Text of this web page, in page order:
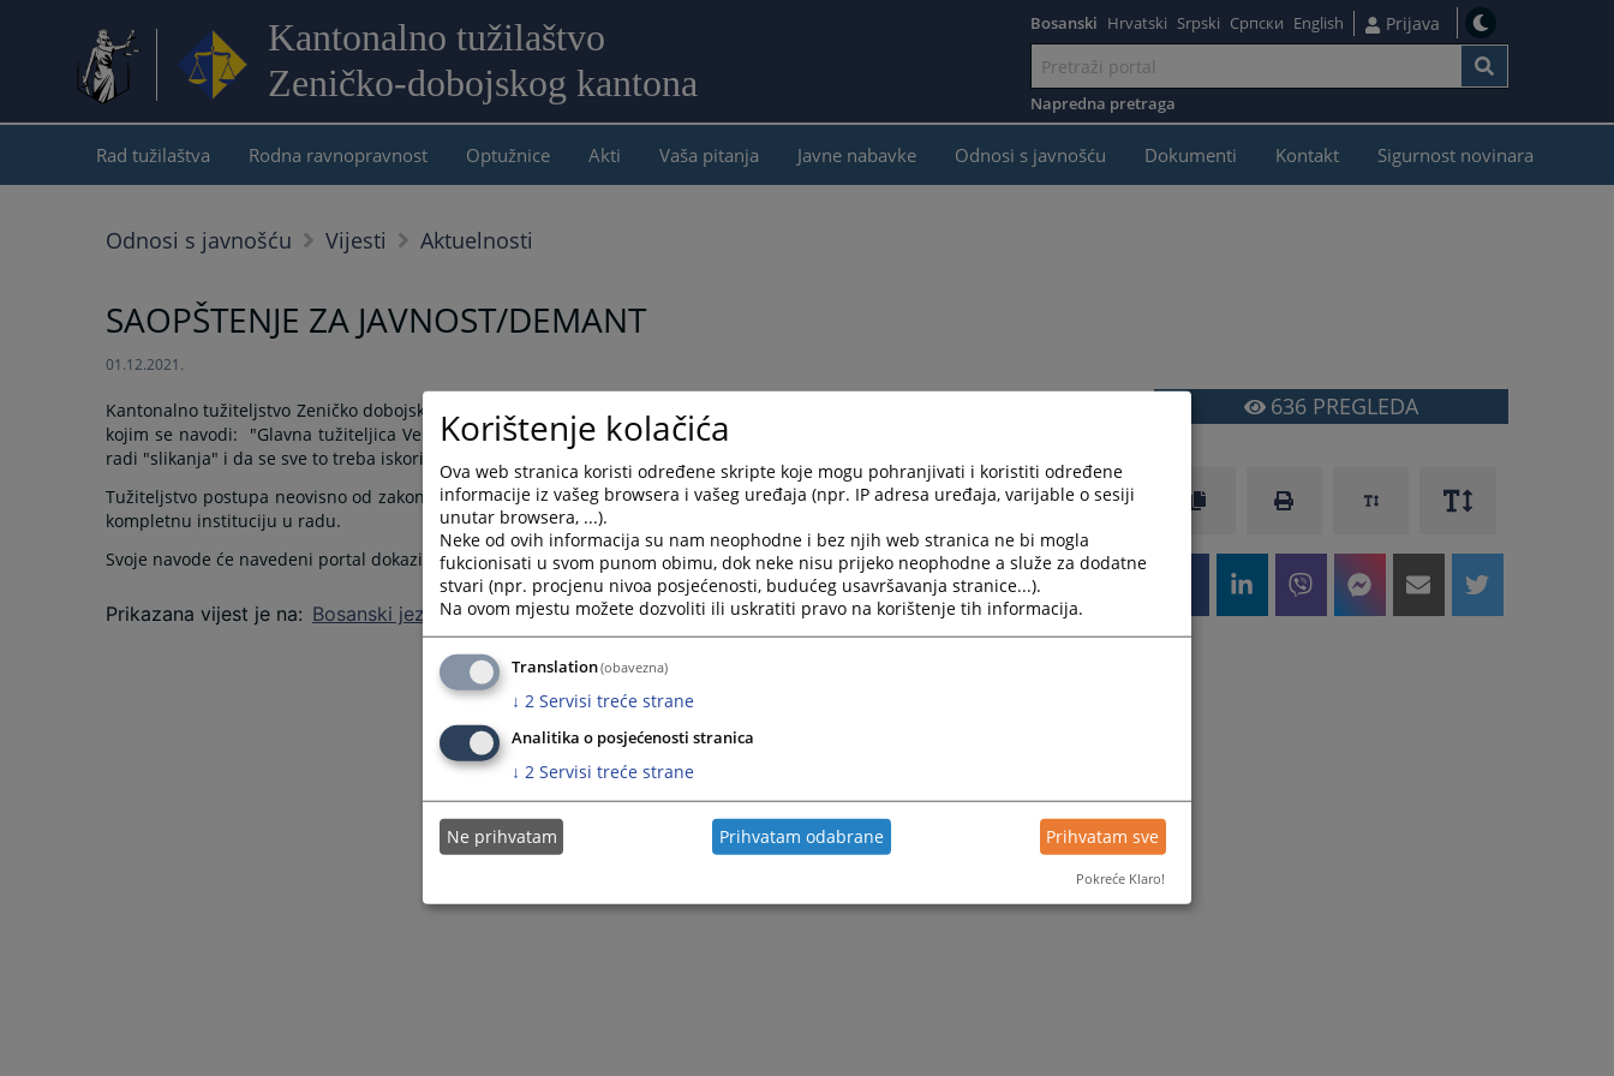
Kantonalno tužilaštvo
Zeničko-dobojskog kantona
sadržaj
Bosanski Hrvatski Srpski Српски English Prijava
Napredna pretraga
Rad tužilaštva Rodna ravnopravnost Optužnice Akti Vaša pitanja Javne nabavke Odnosi s javnošću Dokumenti Kontakt Sigurnost novinara
Odnosi s javnošću Vijesti Aktuelnosti
SAOPŠTENJE ZA JAVNOST/DEMANT
01.12.2021.
Kantonalno tužiteljstvo Zeničko dobojskog kantona oštro demantuje navode iz članka objavljenog na portalu Zurnal.info,
kojim se navodi: "Glavna tužiteljica Vesna Kaknjo je prema instrukcijama Rame Isaka odredila da hapšenje izvrši SIPA,
radi "slikanja" i da se sve to treba iskoristiti za promociju..."
Tužiteljstvo postupa neovisno od zakonodavne i izvršne vlasti, te se demantuje bilo kakav uticaj na Glavnu tužiteljicu ili
kompletnu instituciju u radu.
Svoje navode će navedeni portal dokazivati na sudu.
Prikazana vijest je na: Bosanski jezik
636PREGLEDA
Korištenje kolačića
Ova web stranica koristi određene skripte koje mogu pohranjivati i koristiti određene
informacije iz vašeg browsera i vašeg uređaja (npr. IP adresa uređaja, varijable o sesiji
unutar browsera, ...).
Neke od ovih informacija su nam neophodne i bez njih web stranica ne bi mogla
fukcionisati u svom punom obimu, dok neke nisu prijeko neophodne a služe za dodatne
stvari (npr. procjenu nivoa posjećenosti, budućeg usavršavanja stranice...).
Na ovom mjestu možete dozvoliti ili uskratiti pravo na korištenje tih informacija.
Translation(obavezna)
↓ 2 Servisi treće strane
Analitika o posjećenosti stranica
↓ 2 Servisi treće strane
Ne prihvatam Prihvatam odabrane Prihvatam sve
Pokreće Klaro!